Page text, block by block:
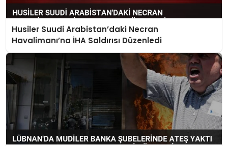
Husiler Suudi Arabistan’daki Necran
Havalimanı’na İHA Saldırısı Düzenledi